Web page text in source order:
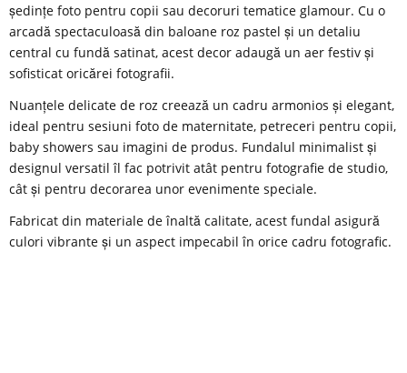
ședințe foto pentru copii sau decoruri tematice glamour. Cu o
arcadă spectaculoasă din baloane roz pastel și un detaliu
central cu fundă satinat, acest decor adaugă un aer festiv și
sofisticat oricărei fotografii.
Nuanțele delicate de roz creează un cadru armonios și elegant,
ideal pentru sesiuni foto de maternitate, petreceri pentru copii,
baby showers sau imagini de produs. Fundalul minimalist și
designul versatil îl fac potrivit atât pentru fotografie de studio,
cât și pentru decorarea unor evenimente speciale.
Fabricat din materiale de înaltă calitate, acest fundal asigură
culori vibrante și un aspect impecabil în orice cadru fotografic.